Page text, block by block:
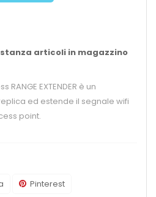
articoli in magazzino
RANGE EXTENDER è un
ed estende il segnale wifi
point.
Pinterest